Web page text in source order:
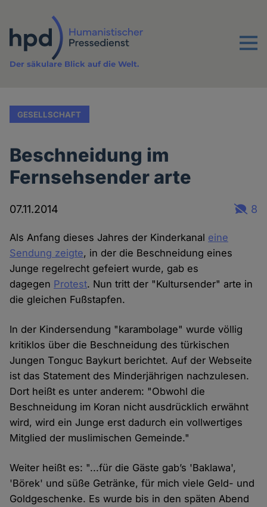
Inhalt
Menu
Der säkulare Blick auf die Welt.
GESELLSCHAFT
Beschneidung im
Fernsehsender arte
07.11.2014 8
Als Anfang dieses Jahres der Kinderkanal eine
Sendung zeigte, in der die Beschneidung eines
Junge regelrecht gefeiert wurde, gab es
dagegen Protest. Nun tritt der "Kultursender" arte​ in
die gleichen Fußstapfen.
In der Kindersendung "karambolage" wurde völlig
kritiklos über die Beschneidung des türkischen
Jungen Tonguc Baykurt berichtet. Auf der Webseite
ist das Statement des Minderjährigen nachzulesen.
Dort heißt es unter anderem: "Obwohl die
Beschneidung im Koran nicht ausdrücklich erwähnt
wird, wird ein Junge erst dadurch ein vollwertiges
Mitglied der muslimischen Gemeinde."
Weiter heißt es: "...für die Gäste gab’s 'Baklawa',
'Börek' und süße Getränke, für mich viele Geld- und
Goldgeschenke. Es wurde bis in den späten Abend